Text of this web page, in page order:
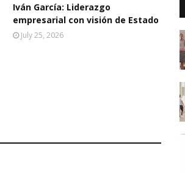
Iván García: Liderazgo
empresarial con visión de Estado
July 25, 2026